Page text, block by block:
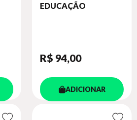
EDUCAÇÃO
R$ 94,00
ADICIONAR